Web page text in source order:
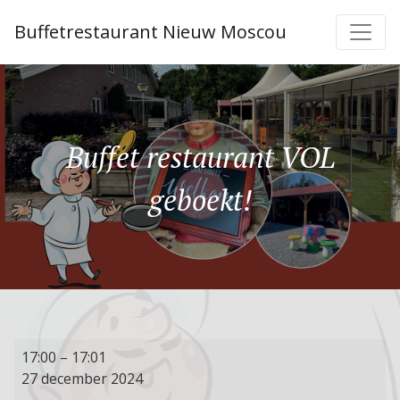
Buffetrestaurant Nieuw Moscou
Buffet restaurant VOL
geboekt!
Buffet
restaurant
17:00 – 17:01
27 december 2024